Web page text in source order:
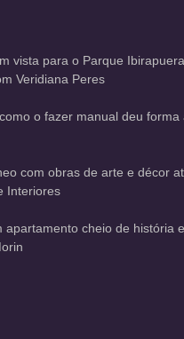
vista para o Parque
Veridiana Peres
o fazer manual deu forma
com obras de arte e décor
Interiores
apartamento cheio de história